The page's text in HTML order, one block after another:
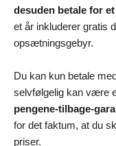
desuden betale for
et år inkluderer gratis
opsætningsgebyr.
Du kan kun betale
selvfølgelig kan være
pengene-tilbage-
for det faktum, at du
priser.